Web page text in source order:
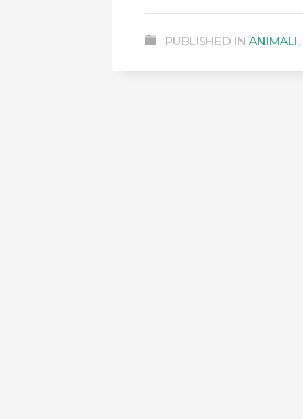
PUBLISHED IN ANIMALI,